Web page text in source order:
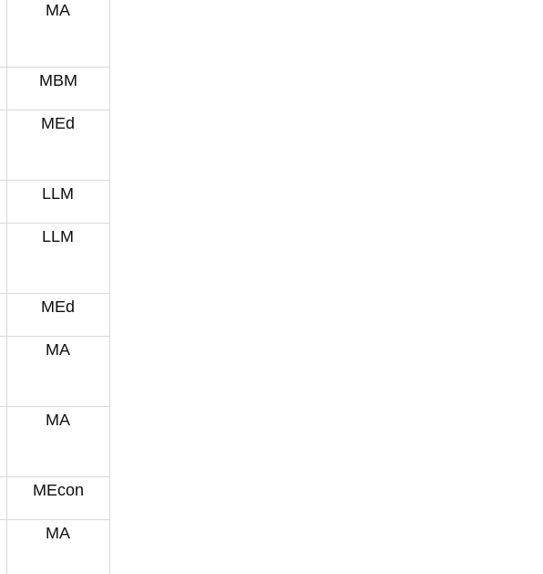
MA
MBM
MEd
LLM
LLM
MEd
MA
MA
MEcon
MA